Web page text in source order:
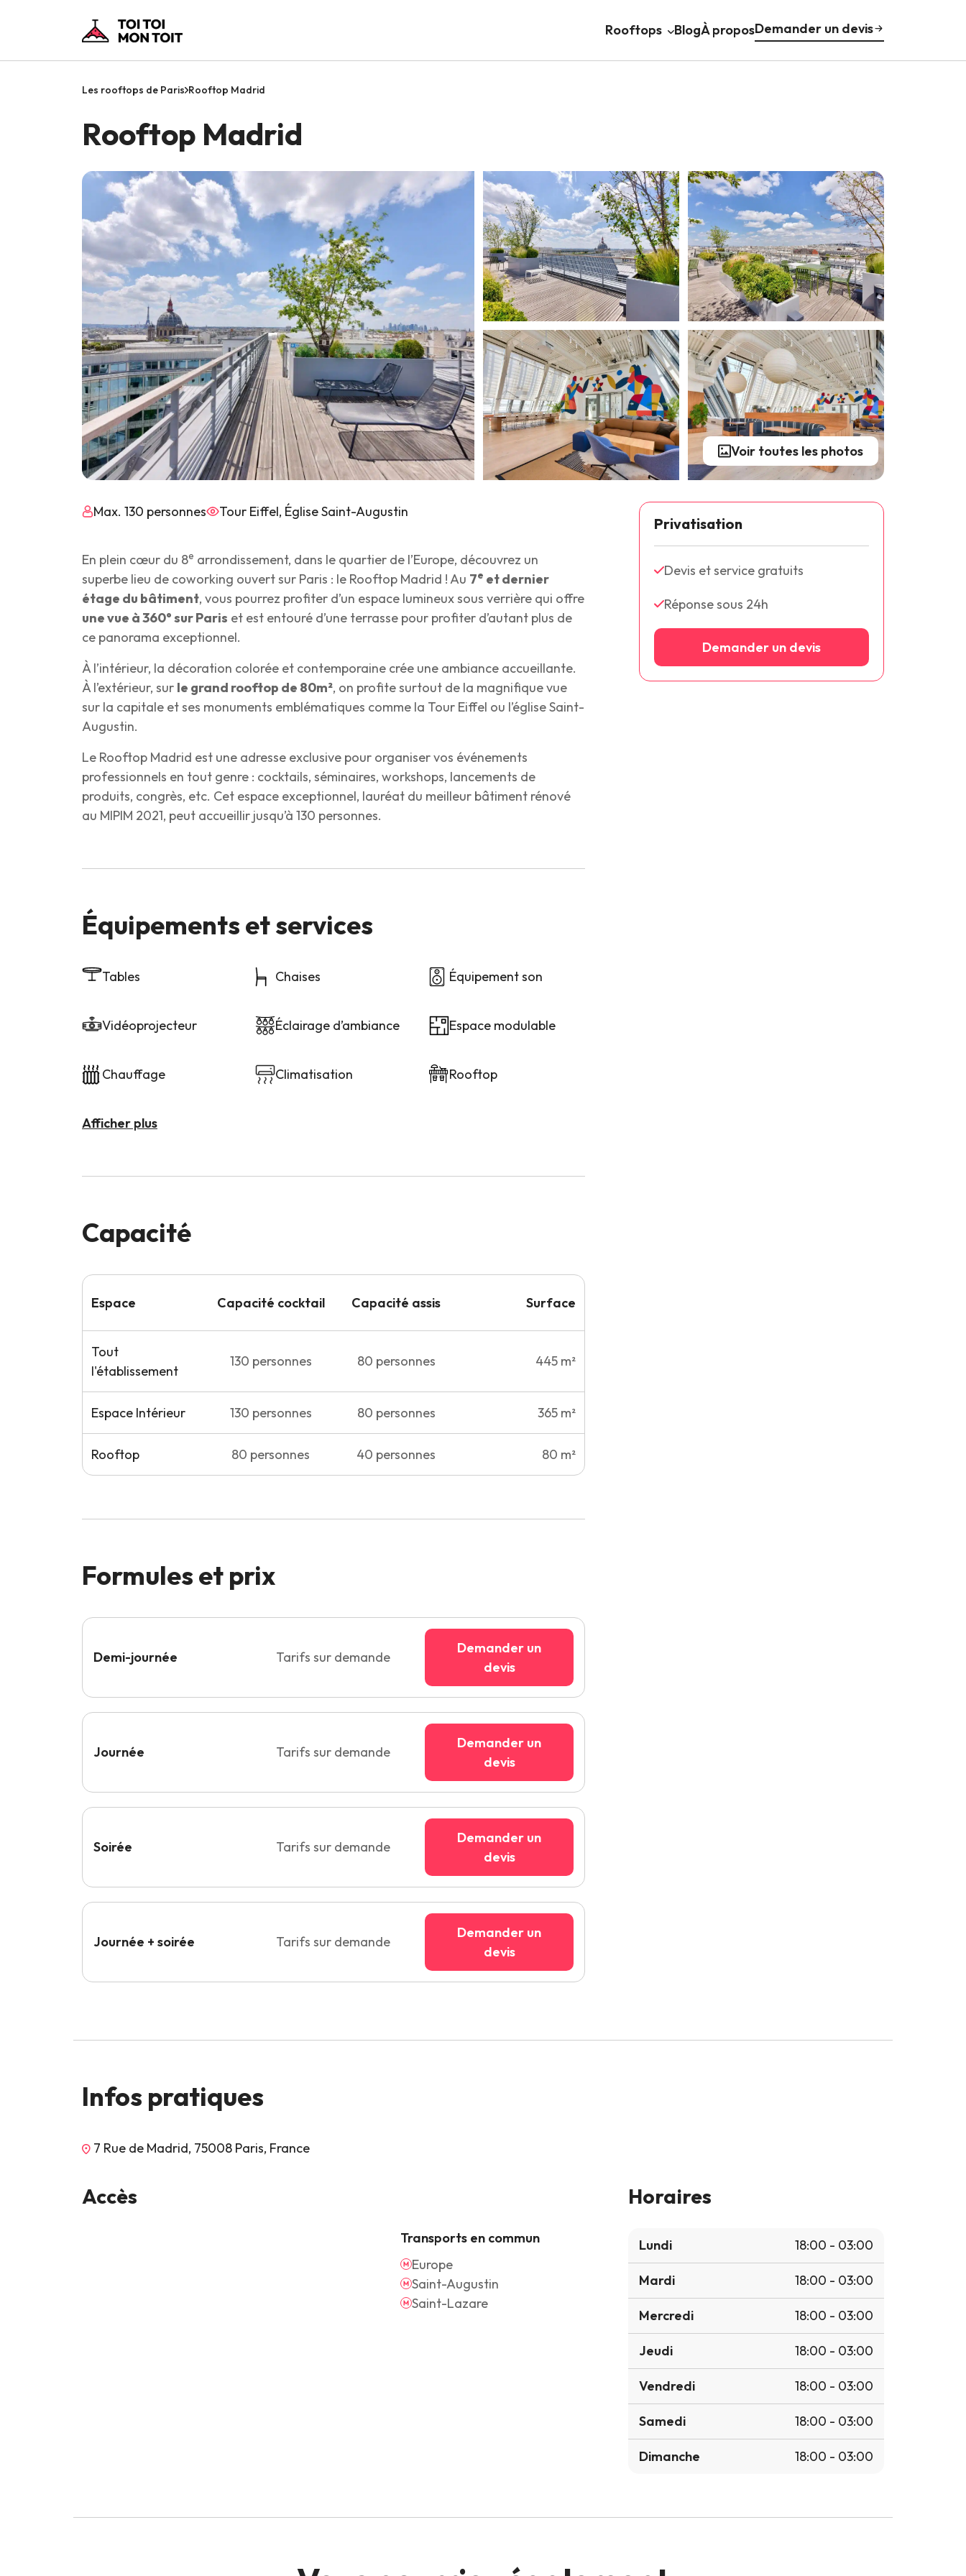
Rooftops BlogÀ proposDemander un devis
Les rooftops de Paris Rooftop Madrid
Rooftop Madrid
Voir toutes les photos
Max. 130 personnes Tour Eiffel, Église Saint-Augustin
En plein cœur du 8e arrondissement, dans le quartier de l’Europe, découvrez un
superbe lieu de coworking ouvert sur Paris : le Rooftop Madrid ! Au 7e et dernier
étage du bâtiment, vous pourrez profiter d’un espace lumineux sous verrière qui offre
une vue à 360° sur Paris et est entouré d’une terrasse pour profiter d’autant plus de
ce panorama exceptionnel.
À l’intérieur, la décoration colorée et contemporaine crée une ambiance accueillante.
À l’extérieur, sur le grand rooftop de 80m², on profite surtout de la magnifique vue
sur la capitale et ses monuments emblématiques comme la Tour Eiffel ou l’église Saint-
Augustin.
Le Rooftop Madrid est une adresse exclusive pour organiser vos événements
professionnels en tout genre : cocktails, séminaires, workshops, lancements de
produits, congrès, etc. Cet espace exceptionnel, lauréat du meilleur bâtiment rénové
au MIPIM 2021, peut accueillir jusqu’à 130 personnes.
Équipements et services
Tables Chaises Équipement son
Vidéoprojecteur Éclairage d’ambiance Espace modulable
Chauffage Climatisation Rooftop
Afficher plus
Capacité
Espace Capacité cocktail Capacité assis Surface
Tout
l'établissement
130 personnes 80 personnes 445 m²
Espace Intérieur 130 personnes 80 personnes 365 m²
Rooftop 80 personnes 40 personnes 80 m²
Formules et prix
Demi-journée Tarifs sur demande
Demander un
devis
Journée Tarifs sur demande
Demander un
devis
Soirée Tarifs sur demande
Demander un
devis
Journée + soirée Tarifs sur demande
Demander un
devis
Privatisation
Devis et service gratuits
Réponse sous 24h
Demander un devis
Infos pratiques
7 Rue de Madrid, 75008 Paris, France
Accès
Transports en commun
Europe
Saint-Augustin
Saint-Lazare
Horaires
Lundi 18:00 - 03:00
Mardi 18:00 - 03:00
Mercredi 18:00 - 03:00
Jeudi 18:00 - 03:00
Vendredi 18:00 - 03:00
Samedi 18:00 - 03:00
Dimanche 18:00 - 03:00